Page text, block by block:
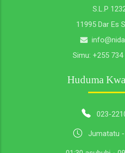
S.L.P
11995 Dar Es
Simu: +255 734
Huduma
023-
Jumatatu -